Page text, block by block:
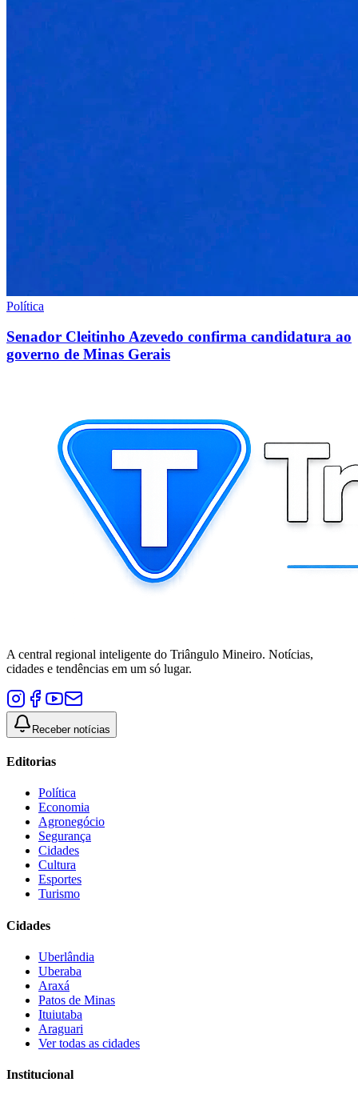
Política
Senador Cleitinho Azevedo confirma candidatura ao
governo de Minas Gerais
A central regional inteligente do Triângulo Mineiro. Notícias,
cidades e tendências em um só lugar.
Receber notícias
Editorias
Política
Economia
Agronegócio
Segurança
Cidades
Cultura
Esportes
Turismo
Cidades
Uberlândia
Uberaba
Araxá
Patos de Minas
Ituiutaba
Araguari
Ver todas as cidades
Institucional